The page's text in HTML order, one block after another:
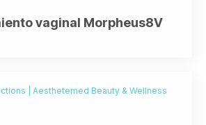
vaginal Morpheus8V